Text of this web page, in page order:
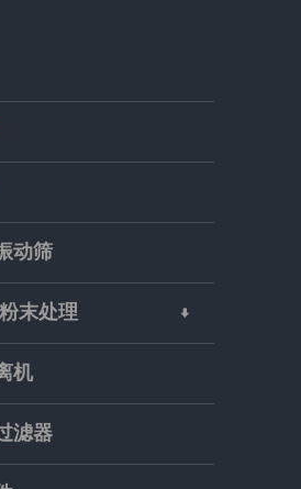
动筛
末处理
机
滤器